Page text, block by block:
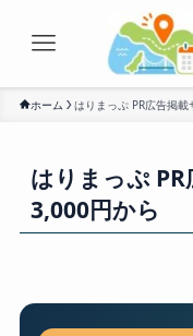
ホーム はりまっぷ PR広告掲
はりまっぷ
3,000円から